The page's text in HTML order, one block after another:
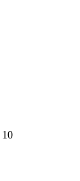
10